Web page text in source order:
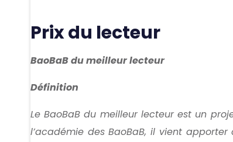
Prix du lecteur
BaoBaB du meilleur lecteur
Définition
Le BaoBaB du meilleur lecteur est un
l’académie des BaoBaB, il vient